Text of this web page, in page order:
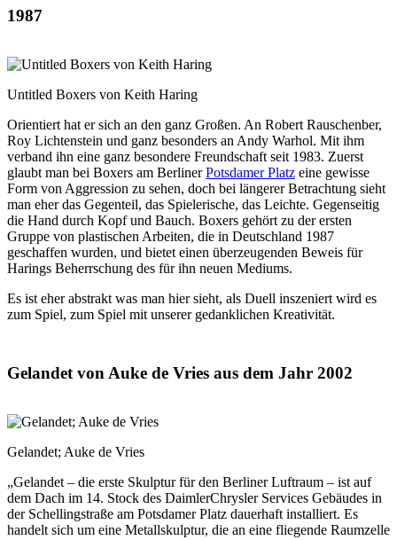
1987
Untitled Boxers von Keith Haring
Orientiert hat er sich an den ganz Großen. An Robert Rauschenber,
Roy Lichtenstein und ganz besonders an Andy Warhol. Mit ihm
verband ihn eine ganz besondere Freundschaft seit 1983. Zuerst
glaubt man bei Boxers am BerlinerPotsdamer Platz eine gewisse
Form von Aggression zu sehen, doch bei längerer Betrachtung sieht
man eher das Gegenteil, das Spielerische, das Leichte. Gegenseitig
die Hand durch Kopf und Bauch. Boxers gehört zu der ersten
Gruppe von plastischen Arbeiten, die in Deutschland 1987
geschaffen wurden, und bietet einen überzeugenden Beweis für
Harings Beherrschung des für ihn neuen Mediums.
Es ist eher abstrakt was man hier sieht, als Duell inszeniert wird es
zum Spiel, zum Spiel mit unserer gedanklichen Kreativität.
Gelandet von Auke de Vries aus dem Jahr 2002
Gelandet; Auke de Vries
„Gelandet – die erste Skulptur für den Berliner Luftraum – ist auf
dem Dach im 14. Stock des DaimlerChrysler Services Gebäudes in
der Schellingstraße am Potsdamer Platz dauerhaft installiert. Es
handelt sich um eine Metallskulptur, die an eine fliegende Raumzelle